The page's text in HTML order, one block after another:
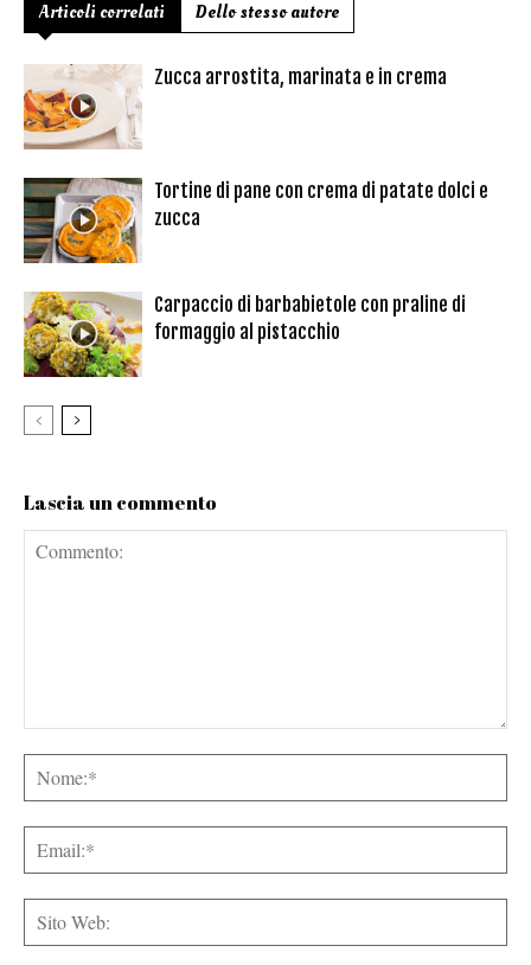
Articoli correlati Dello stesso autore
Zucca arrostita, marinata e in crema
Tortine di pane con crema di patate dolci e
zucca
Carpaccio di barbabietole con praline di
formaggio al pistacchio
Lascia un commento